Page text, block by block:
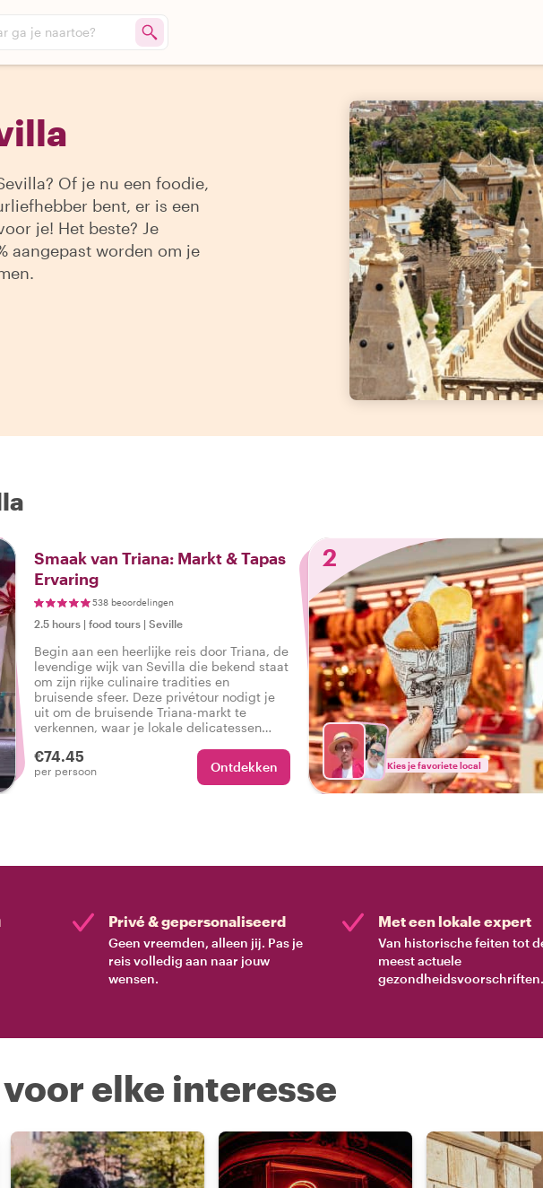
ga je naartoe?
Of je nu een foodie,
bent, er is een
je! Het beste? Je
aangepast worden om je
Smaak van Triana: Markt & Tapas
Ervaring
538 beoordelingen
2.5 hours | food tours | Seville
Begin aan een heerlijke reis door Triana, de
levendige wijk van Sevilla die bekend staat
om zijn rijke culinaire tradities en
bruisende sfeer. Deze privétour nodigt je
uit om de bruisende Triana-markt te
verkennen, waar je lokale delicatessen
gastronomische erfgoed van het gebied.
Wandel door charmante straatjes, ontdek
verborgen pareltjes en geniet van
€74.45
per persoon Ontdekken
2
Kies je favoriete local
Privé & gepersonaliseerd
Geen vreemden, alleen jij. Pas je
reis volledig aan naar jouw
wensen.
Met een lokale expert
Van historische feiten tot
meest actuele
gezondheidsvoorschriften.
elke interesse